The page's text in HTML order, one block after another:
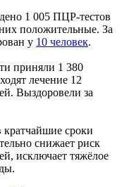
1 005 ПЦР-тестов
положительные. За
у 10 человек.
приняли 1 380
лечение 12
Выздоровели за
сроки
снижает риск
исключает тяжёлое